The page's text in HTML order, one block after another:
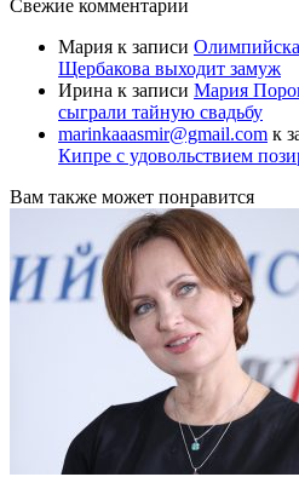
Свежие комментарии
Мария к записи
Щербакова выходит замуж
Ирина к записи Мария
сыграли тайную свадьбу
marinkaaasmir@gmail.com к
Кипре с удовольствием
Вам также может понравится